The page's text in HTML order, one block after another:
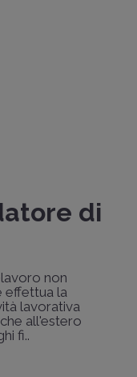
di
non
effettua la
lavorativa
all'estero
fi..